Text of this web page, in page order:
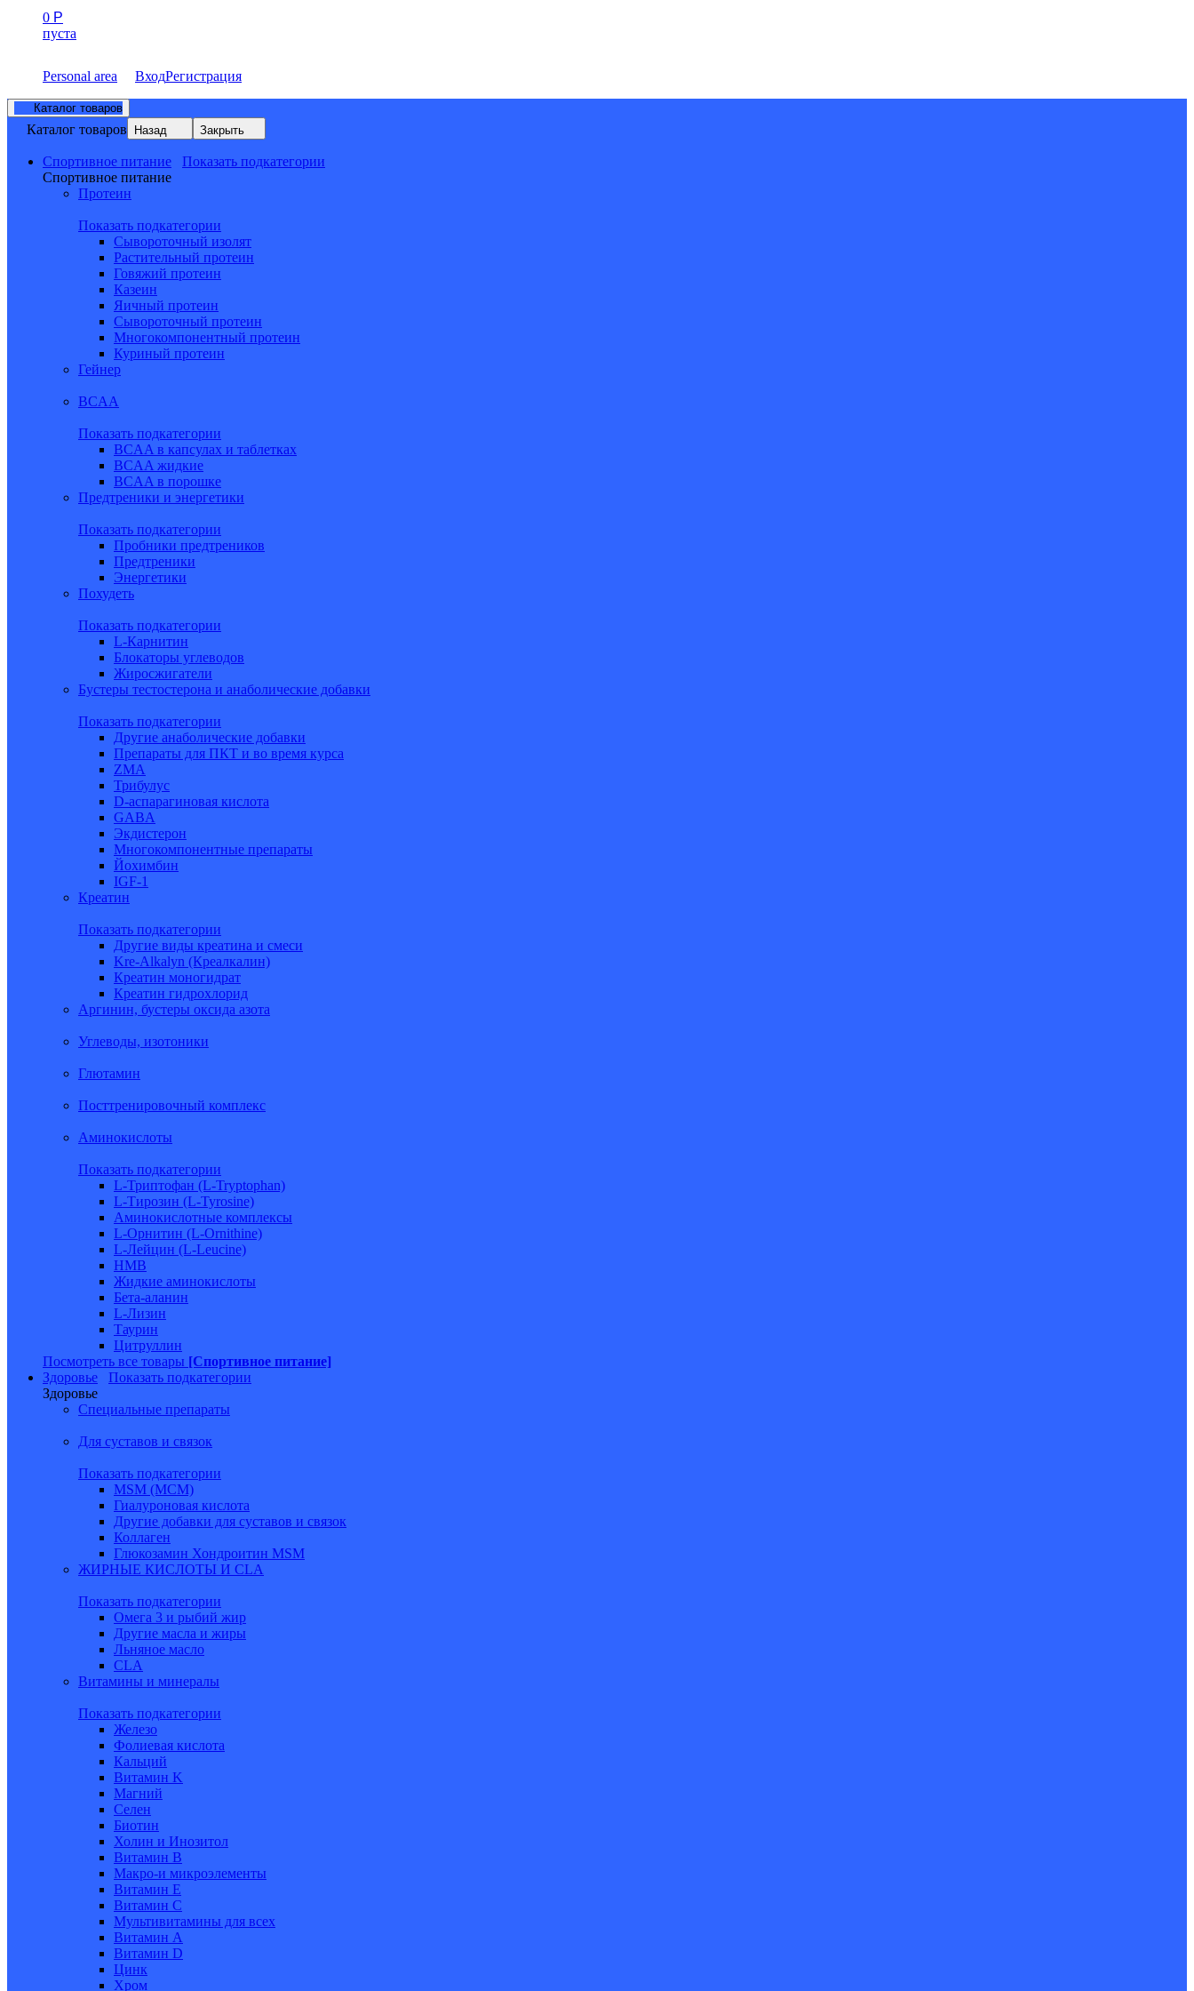
0 Р
пуста
Personal area ВходРегистрация
Каталог товаров
Каталог товаров Назад Закрыть
Спортивное питание
Показать подкатегории
Спортивное питание
Протеин
Показать подкатегории
Сывороточный изолят
Растительный протеин
Говяжий протеин
Казеин
Яичный протеин
Сывороточный протеин
Многокомпонентный протеин
Куриный протеин
Гейнер
BCAA
Показать подкатегории
BCAA в капсулах и таблетках
BCAA жидкие
BCAA в порошке
Предтреники и энергетики
Показать подкатегории
Пробники предтреников
Предтреники
Энергетики
Похудеть
Показать подкатегории
L-Карнитин
Блокаторы углеводов
Жиросжигатели
Бустеры тестостерона и анаболические добавки
Показать подкатегории
Другие анаболические добавки
Препараты для ПКТ и во время курса
ZMA
Трибулус
D-аспарагиновая кислота
GABA
Экдистерон
Многокомпонентные препараты
Йохимбин
IGF-1
Креатин
Показать подкатегории
Другие виды креатина и смеси
Kre-Alkalyn (Креалкалин)
Креатин моногидрат
Креатин гидрохлорид
Аргинин, бустеры оксида азота
Углеводы, изотоники
Глютамин
Посттренировочный комплекс
Аминокислоты
Показать подкатегории
L-Триптофан (L-Tryptophan)
L-Тирозин (L-Tyrosine)
Аминокислотные комплексы
L-Орнитин (L-Ornithine)
L-Лейцин (L-Leucine)
HMB
Жидкие аминокислоты
Бета-аланин
L-Лизин
Таурин
Цитруллин
Посмотреть все товары [Спортивное питание]
Здоровье
Показать подкатегории
Здоровье
Специальные препараты
Для суставов и связок
Показать подкатегории
MSM (МСМ)
Гиалуроновая кислота
Другие добавки для суставов и связок
Коллаген
Глюкозамин Хондроитин MSM
ЖИРНЫЕ КИСЛОТЫ И CLA
Показать подкатегории
Омега 3 и рыбий жир
Другие масла и жиры
Льняное масло
CLA
Витамины и минералы
Показать подкатегории
Железо
Фолиевая кислота
Кальций
Витамин K
Магний
Селен
Биотин
Холин и Инозитол
Витамин B
Макро-и микроэлементы
Витамин Е
Витамин С
Мультивитамины для всех
Витамин A
Витамин D
Цинк
Хром